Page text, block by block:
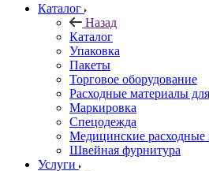
Каталог
Назад
Каталог
Упаковка
Пакеты
Торговое оборудование
Расходные материалы
Маркировка
Спецодежда
Медицинские расходные
Швейная фурнитура
Услуги